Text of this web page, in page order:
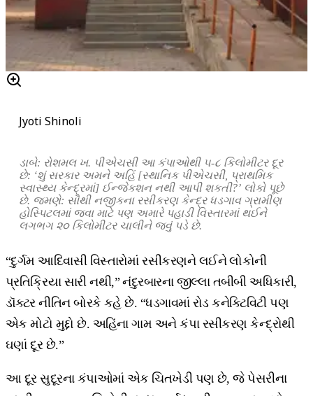
Jyoti Shinoli
ડાબે: રોશમલ ખ. પીએચસી આ કંપાઓથી ૫-૮ કિલોમીટર દૂર
છે: ‘શું સરકાર અમને અહિં [સ્થાનિક પીએચસી, પ્રાથમિક
સ્વાસ્થ્ય કેન્દ્રમાં] ઈન્જેકશન નથી આપી શકતી?’ લોકો પૂછે
છે. જમણે: સૌથી નજીકના રસીકરણ કેન્દ્ર ધડગાવ ગ્રામીણ
હોસ્પિટલમાં જવા માટે પણ અમારે પહાડી વિસ્તારમાં થઈને
લગભગ ૨૦ કિલોમીટર ચાલીને જવું પડે છે.
“દુર્ગમ આદિવાસી વિસ્તારોમાં રસીકરણને લઈને લોકોની
પ્રતિક્રિયા સારી નથી,” નંદુરબારના જીલ્લા તબીબી અધિકારી,
ડૉક્ટર નીતિન બોરકે કહે છે. “ધડગાવમાં રોડ કનેક્ટિવિટી પણ
એક મોટો મુદ્દો છે. અહિંના ગામ અને કંપા રસીકરણ કેન્દ્રોથી
ઘણાં દૂર છે.”
આ દૂર સુદૂરના કંપાઓમાં એક ચિતખેડી પણ છે, જે પેસરીના